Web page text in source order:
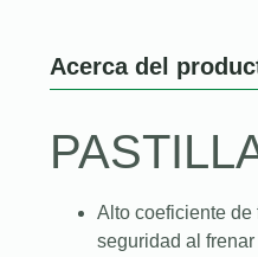
Acerca del
Alto coeficiente de
seguridad al frenar